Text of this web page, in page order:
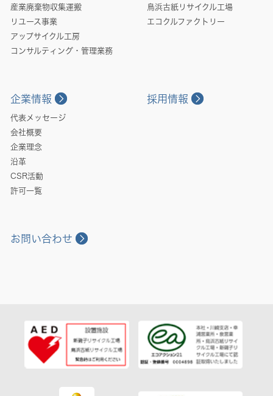
産業廃棄物収集運搬
リユース事業
アップサイクル工房
コンサルティング・管理業務
鳥浜古紙リサイクル工場
エコクルファクトリー
企業情報
代表メッセージ
会社概要
企業理念
沿革
CSR活動
許可一覧
採用情報
お問い合わせ